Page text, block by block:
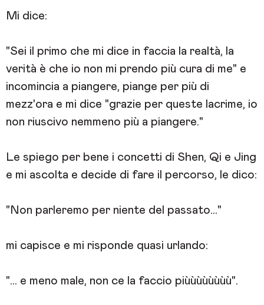
Mi dice:
"Sei il primo che mi dice in faccia la realtà, la
verità è che io non mi prendo più cura di me" e
incomincia a piangere, piange per più di
mezz'ora e mi dice "grazie per queste lacrime, io
non riuscivo nemmeno più a piangere."
Le spiego per bene i concetti di Shen, Qi e Jing
e mi ascolta e decide di fare il percorso, le dico:
"Non parleremo per niente del passato..."
mi capisce e mi risponde quasi urlando:
"... e meno male, non ce la faccio piùùùùùùùù".